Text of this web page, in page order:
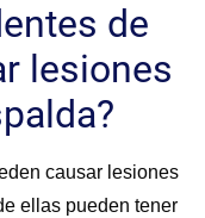
de
lesiones
causar lesiones
ellas pueden tener